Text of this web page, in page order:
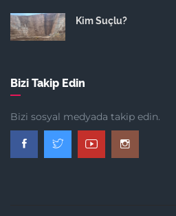
Kim Suçlu?
Bizi Takip Edin
Bizi sosyal medyada takip edin.